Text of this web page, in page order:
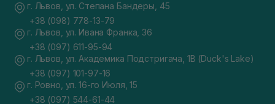
г. Львов, ул. Степана Бандеры, 45
+38 (098) 778-13-79
г. Львов, ул. Ивана Франка, 36
+38 (097) 611-95-94
г. Львов, ул. Академика Подстригача, 1В (Duck's Lake)
+38 (097) 101-97-16
г. Ровно, ул. 16-го Июля, 15
+38 (097) 544-61-44